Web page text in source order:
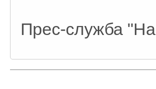
Прес-служба